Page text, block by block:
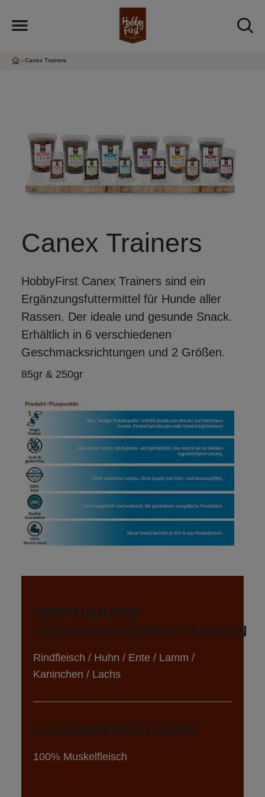
Canex Trainers
Canex Trainers
HobbyFirst Canex Trainers sind ein
Ergänzungsfuttermittel für Hunde aller
Rassen. Der ideale und gesunde Snack.
Erhältlich in 6 verschiedenen
Geschmacksrichtungen und 2 Größen.
85gr & 250gr
VERFÜGBARE
GESCHMACKSRICHTUNGEN
Rindfleisch / Huhn / Ente / Lamm /